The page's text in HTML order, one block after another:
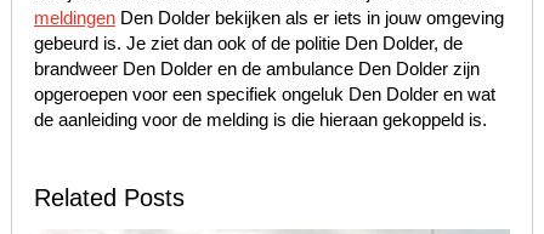
meldingenDen Dolder bekijken als er iets in jouw omgeving
gebeurd is. Je ziet dan ook of de politie Den Dolder, de
brandweer Den Dolder en de ambulance Den Dolder zijn
opgeroepen voor een specifiek ongeluk Den Dolder en wat
de aanleiding voor de melding is die hieraan gekoppeld is.
Related Posts